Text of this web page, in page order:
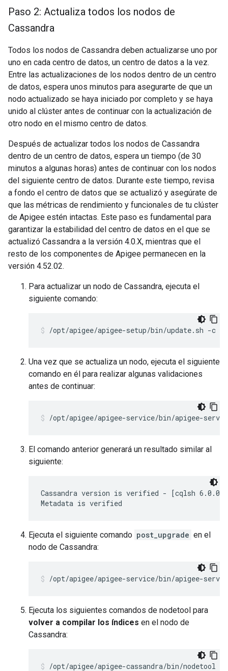
Paso 2: Actualiza todos los nodos de
Cassandra
Todos los nodos de Cassandra deben actualizarse uno por
uno en cada centro de datos, un centro de datos a la vez.
Entre las actualizaciones de los nodos dentro de un centro
de datos, espera unos minutos para asegurarte de que un
nodo actualizado se haya iniciado por completo y se haya
unido al clúster antes de continuar con la actualización de
otro nodo en el mismo centro de datos.
Después de actualizar todos los nodos de Cassandra
dentro de un centro de datos, espera un tiempo (de 30
minutos a algunas horas) antes de continuar con los nodos
del siguiente centro de datos. Durante este tiempo, revisa
a fondo el centro de datos que se actualizó y asegúrate de
que las métricas de rendimiento y funcionales de tu clúster
de Apigee estén intactas. Este paso es fundamental para
garantizar la estabilidad del centro de datos en el que se
actualizó Cassandra a la versión 4.0.X, mientras que el
resto de los componentes de Apigee permanecen en la
versión 4.52.02.
Para actualizar un nodo de Cassandra, ejecuta el
siguiente comando:
/opt/apigee/apigee-setup/bin/update.sh -c
Una vez que se actualiza un nodo, ejecuta el siguiente
comando en él para realizar algunas validaciones
antes de continuar:
/opt/apigee/apigee-service/bin/apigee-
El comando anterior generará un resultado similar al
siguiente:
Cassandra version is verified - [cqlsh 6.0.0
Metadata is verified
Ejecuta el siguiente comando post_upgrade en el
nodo de Cassandra:
/opt/apigee/apigee-service/bin/apigee-
Ejecuta los siguientes comandos de nodetool para
volver a compilar los índices en el nodo de
Cassandra: